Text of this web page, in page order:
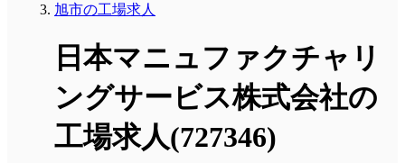
旭市の工場求人
日本マニュファクチャリ
ングサービス株式会社の
工場求人(727346)